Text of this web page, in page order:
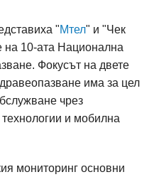
"Мтел" и "Чек
на 10-ата Национална
Фокусът на двете
има за цел
чрез
и мобилна
мониторинг основни